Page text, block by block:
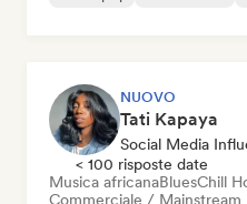
NUOVO
Tati Kapaya
Social Media
< 100 risposte date
Musica africanaBluesChill
Commerciale / Mainstream